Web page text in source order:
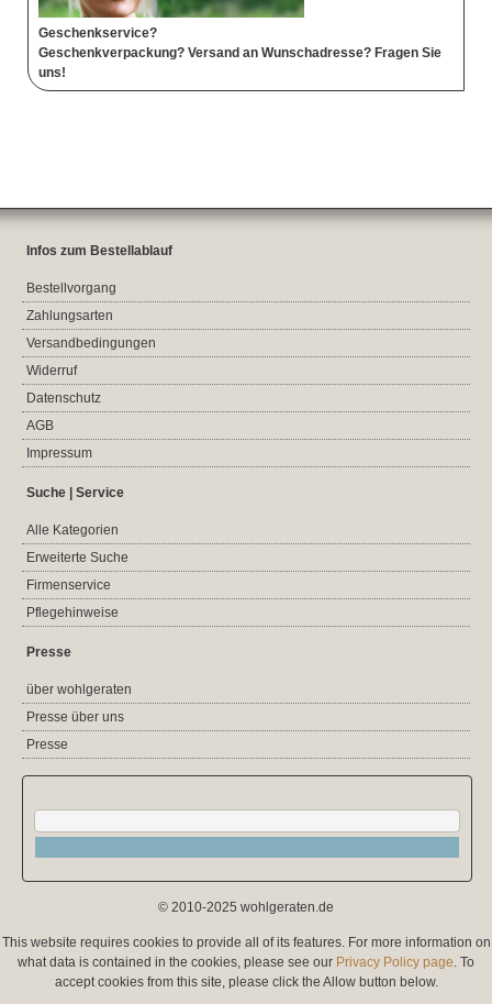
Geschenkservice?
Geschenkverpackung? Versand an Wunschadresse? Fragen Sie
uns!
Infos zum Bestellablauf
Bestellvorgang
Zahlungsarten
Versandbedingungen
Widerruf
Datenschutz
AGB
Impressum
Suche | Service
Alle Kategorien
Erweiterte Suche
Firmenservice
Pflegehinweise
Presse
über wohlgeraten
Presse über uns
Presse
© 2010-2025 wohlgeraten.de
This website requires cookies to provide all of its features. For more information on
what data is contained in the cookies, please see our Privacy Policy page. To
accept cookies from this site, please click the Allow button below.